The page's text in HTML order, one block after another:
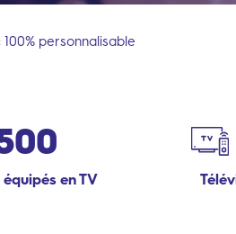
100% personnalisable
en TV